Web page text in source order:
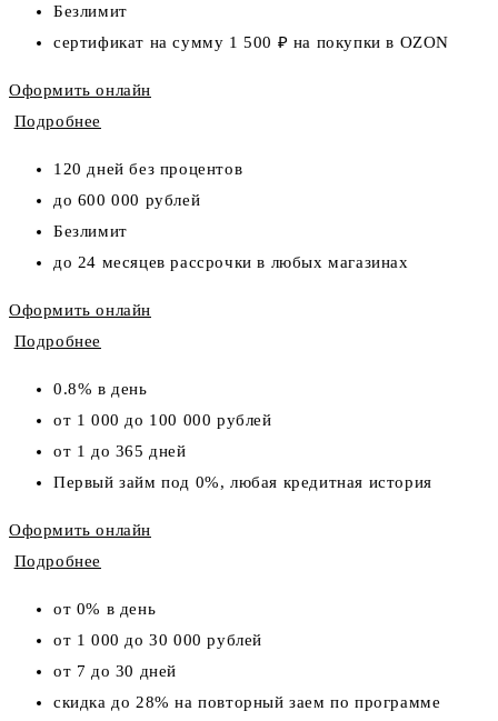
Безлимит
сертификат на сумму 1 500 ₽ на покупки в OZON
Оформить онлайн
Подробнее
120 дней без процентов
до 600 000 рублей
Безлимит
до 24 месяцев рассрочки в любых магазинах
Оформить онлайн
Подробнее
0.8% в день
от 1 000 до 100 000 рублей
от 1 до 365 дней
Первый займ под 0%, любая кредитная история
Оформить онлайн
Подробнее
от 0% в день
от 1 000 до 30 000 рублей
от 7 до 30 дней
скидка до 28% на повторный заем по программе